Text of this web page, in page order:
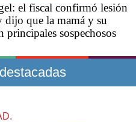
el fiscal confirmó lesión
dijo que la mamá y su
principales sospechosos